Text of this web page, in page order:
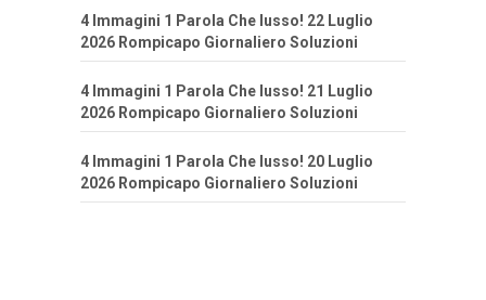
4 Immagini 1 Parola Che lusso! 22 Luglio
2026 Rompicapo Giornaliero Soluzioni
4 Immagini 1 Parola Che lusso! 21 Luglio
2026 Rompicapo Giornaliero Soluzioni
4 Immagini 1 Parola Che lusso! 20 Luglio
2026 Rompicapo Giornaliero Soluzioni